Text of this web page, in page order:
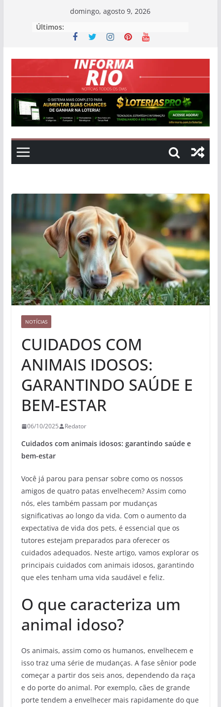
domingo, agosto 9, 2026
Últimos:
NOTÍCIAS
CUIDADOS COM
ANIMAIS IDOSOS:
GARANTINDO SAÚDE E
BEM-ESTAR
06/10/2025 Redator
Cuidados com animais idosos: garantindo saúde e
bem-estar
Você já parou para pensar sobre como os nossos
amigos de quatro patas envelhecem? Assim como
nós, eles também passam por mudanças
significativas ao longo da vida. Com o aumento da
expectativa de vida dos pets, é essencial que os
tutores estejam preparados para oferecer os
cuidados adequados. Neste artigo, vamos explorar os
principais cuidados com animais idosos, garantindo
que eles tenham uma vida saudável e feliz.
O que caracteriza um
animal idoso?
Os animais, assim como os humanos, envelhecem e
isso traz uma série de mudanças. A fase sênior pode
começar a partir dos seis anos, dependendo da raça
e do porte do animal. Por exemplo, cães de grande
porte tendem a envelhecer mais rapidamente do que